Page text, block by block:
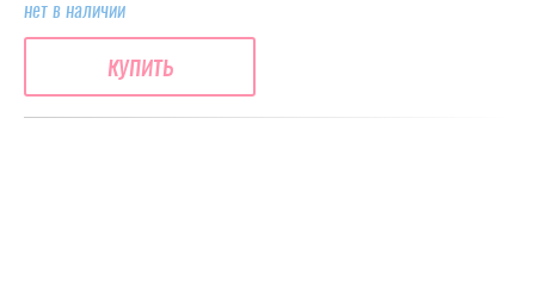
нет в наличии
купить